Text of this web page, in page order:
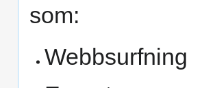
som:
Webbsurfning